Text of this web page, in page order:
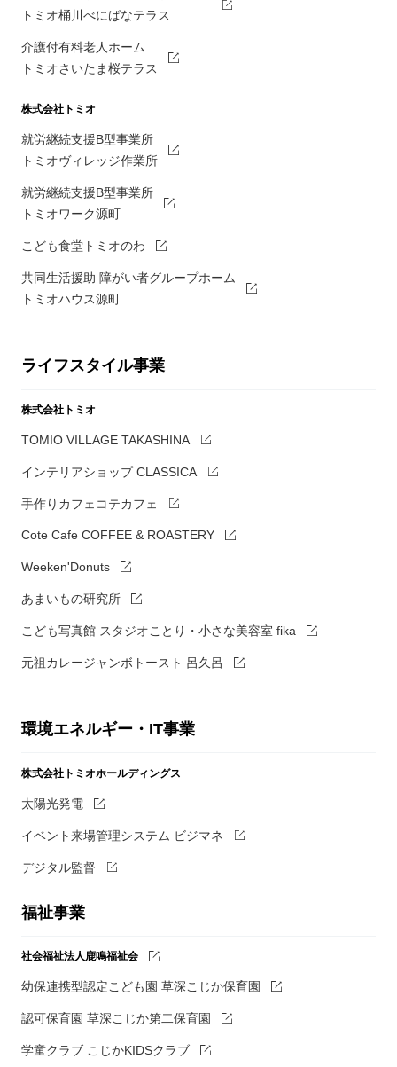
トミオ桶川べにばなテラス
介護付有料老人ホーム
トミオさいたま桜テラス
株式会社トミオ
就労継続支援B型事業所
トミオヴィレッジ作業所
就労継続支援B型事業所
トミオワーク源町
こども食堂トミオのわ
共同生活援助 障がい者グループホーム
トミオハウス源町
ライフスタイル事業
株式会社トミオ
TOMIO VILLAGE TAKASHINA
インテリアショップ CLASSICA
手作りカフェコテカフェ
Cote Cafe COFFEE & ROASTERY
Weeken'Donuts
あまいもの研究所
こども写真館 スタジオことり・小さな美容室 fika
元祖カレージャンボトースト 呂久呂
環境エネルギー・IT事業
株式会社トミオホールディングス
太陽光発電
イベント来場管理システム ビジマネ
デジタル監督
福祉事業
社会福祉法人鹿鳴福祉会
幼保連携型認定こども園 草深こじか保育園
認可保育園 草深こじか第二保育園
学童クラブ こじかKIDSクラブ